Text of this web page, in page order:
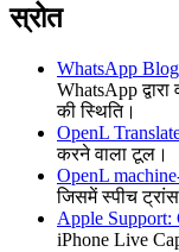
स्रोत
WhatsApp
WhatsApp
की स्थिति।
OpenL
करने वाला टूल।
OpenL
जिसमें स्पीच
Apple Support:
iPhone Live